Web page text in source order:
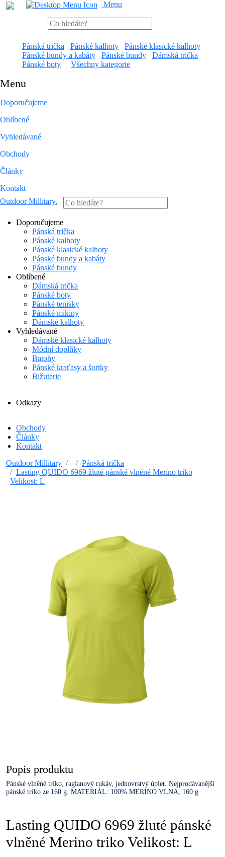
Menu
Pánská trička Pánské kalhoty
Pánské klasické kalhoty
Pánské bundy a kabáty
Pánské bundy
Dámská trička
Pánské boty
Všechny kategorie
Menu
Doporučujeme
Oblíbené
Vyhledávané
Obchody
Články
Kontakt
Outdoor Millitary.
Doporučujeme
Pánská trička
Pánské kalhoty
Pánské klasické kalhoty
Pánské bundy a kabáty
Pánské bundy
Oblíbené
Dámská trička
Pánské boty
Pánské tenisky
Pánské mikiny
Dámské kalhoty
Vyhledávané
Dámské klasické kalhoty
Módní doplňky
Batohy
Pánské kraťasy a šortky
Bižuterie
Odkazy
Obchody
Články
Kontakt
Outdoor Millitary
Pánská trička
Lasting QUIDO 6969 žluté pánské vlněné Merino triko
Velikost: L
Popis produktu
Pánské vlněné triko, raglanový rukáv, jednovrstvý úplet. Nejprodávanější
pánské triko ze 160 g. MATERIÁL: 100% MERINO VLNA, 160 g
Lasting QUIDO 6969 žluté pánské
vlněné Merino triko Velikost: L